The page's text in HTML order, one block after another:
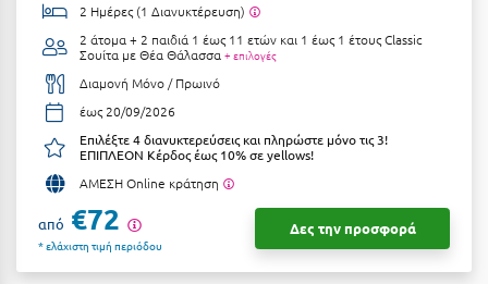
Κοζάνη
Κοκκώνι Κορινθίας
Κομοτηνή
Κόνιτσα
Κόρινθος
Κορώνη
Κουρούτα Ηλείας
2 Ημέρες (1 Διανυκτέρευση)
2 άτομα + 2 παιδιά 1 έως 11 ετών και 1 έως 1 έτουςClassic
Σουίτα με Θέα Θάλασσα + επιλογές
Διαμονή Μόνο / Πρωινό
έως 20/09/2026
Επιλέξτε 4 διανυκτερεύσεις και πληρώστε μόνο τις 3!
ΕΠΙΠΛΕΟΝ Κέρδος έως 10% σε yellows!
ΑΜΕΣΗ Online κράτηση
από €72
* ελάχιστη τιμή περιόδου
Δες την προσφορά